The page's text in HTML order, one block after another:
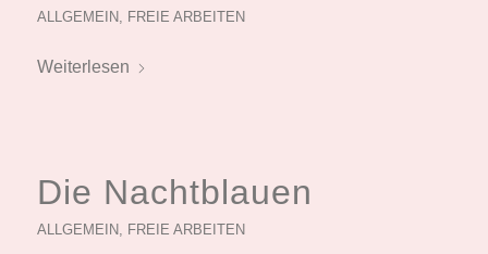
ALLGEMEIN, FREIE ARBEITEN
Weiterlesen
Die Nachtblauen
ALLGEMEIN, FREIE ARBEITEN